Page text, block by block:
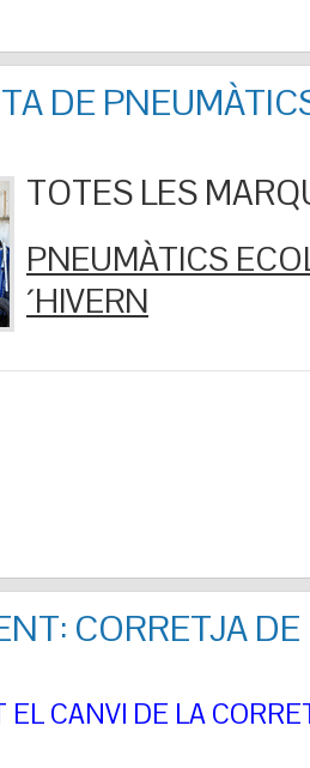
DE
TOTES LES
PNEUMÀTICS
´HIVERN
CORRETJA
CANVI DE LA